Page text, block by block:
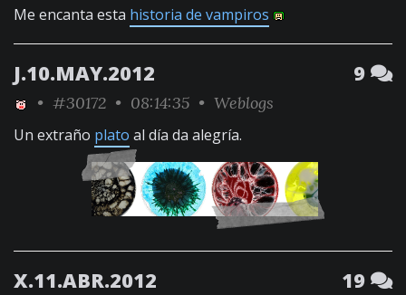
Me encanta esta historia de vampiros
J.10.MAY.2012 9
• #30172 • 08:14:35 • Weblogs
Un extraño plato al día da alegría.
X.11.ABR.2012 19